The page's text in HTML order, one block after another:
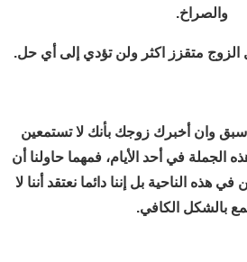
والصراخ.
الزوج متقزز اكثر ولن تؤدي إلى أي حل.
وان أخبرك زوجك بأنك لا تستمعين
الجملة في أحد الأيام، فمهما حاولنا أن
هذه الناحية بل إننا دائما نعتقد أننا لا
بالشكل الكافي.